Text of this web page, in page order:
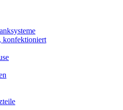
konfektioniert